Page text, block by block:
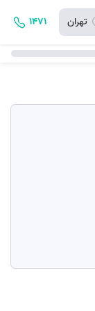
تهران ۱۴۷۱